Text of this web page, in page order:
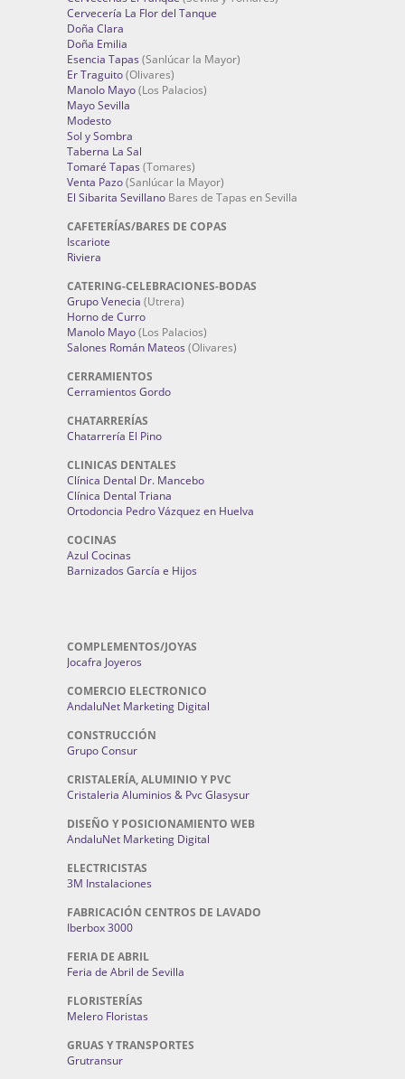
Cervecería La Flor del Tanque
Doña Clara
Doña Emilia
Esencia Tapas (Sanlúcar la Mayor)
Er Traguito(Olivares)
Manolo Mayo(Los Palacios)
Mayo Sevilla
Modesto
Sol y Sombra
Taberna La Sal
Tomaré Tapas (Tomares)
Venta Pazo(Sanlúcar la Mayor)
El Sibarita Sevillano Bares de Tapas en Sevilla
CAFETERÍAS/BARES DE COPAS
Iscariote
Riviera
CATERING-CELEBRACIONES-BODAS
Grupo Venecia (Utrera)
Horno de Curro
Manolo Mayo(Los Palacios)
Salones Román Mateos (Olivares)
CERRAMIENTOS
Cerramientos Gordo
CHATARRERÍAS
Chatarrería El Pino
CLINICAS DENTALES
Clínica Dental Dr. Mancebo
Clínica Dental Triana
Ortodoncia Pedro Vázquez en Huelva
COCINAS
Azul Cocinas
Barnizados García e Hijos
COMPLEMENTOS/JOYAS
Jocafra Joyeros
COMERCIO ELECTRONICO
AndaluNet Marketing Digital
CONSTRUCCIÓN
Grupo Consur
CRISTALERÍA, ALUMINIO Y PVC
Cristaleria Aluminios & Pvc Glasysur
DISEÑO Y POSICIONAMIENTO WEB
AndaluNet Marketing Digital
ELECTRICISTAS
3M Instalaciones
FABRICACIÓN CENTROS DE LAVADO
Iberbox 3000
FERIA DE ABRIL
Feria de Abril de Sevilla
FLORISTERÍAS
Melero Floristas
GRUAS Y TRANSPORTES
Grutransur